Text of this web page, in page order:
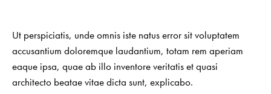
Ut perspiciatis, unde omnis iste natus error sit voluptatem
accusantium doloremque laudantium, totam rem aperiam
eaque ipsa, quae ab illo inventore veritatis et quasi
architecto beatae vitae dicta sunt, explicabo.